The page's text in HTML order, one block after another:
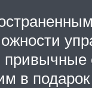
в подарок